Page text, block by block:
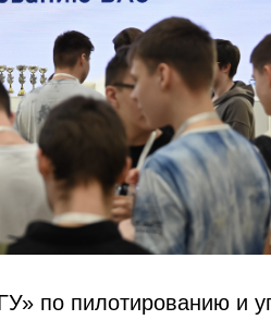
по пилотированию и